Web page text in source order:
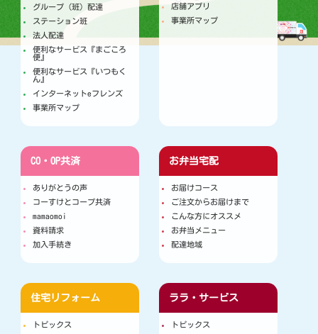
グループ（班）配達
ステーション班
法人配達
便利なサービス『まごころ
便』
便利なサービス『いつもく
ん』
インターネットeフレンズ
事業所マップ
店舗アプリ
事業所マップ
CO・OP共済
ありがとうの声
コーすけとコープ共済
mamaomoi
資料請求
加入手続き
お弁当宅配
お届けコース
ご注文からお届けまで
こんな方にオススメ
お弁当メニュー
配達地域
住宅リフォーム
トピックス
ララ・サービス
トピックス